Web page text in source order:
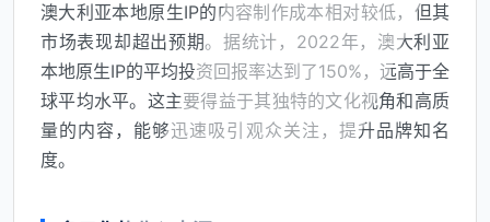
澳大利亚本地原生IP的内容制作成本相对较低，但其
市场表现却超出预期。据统计，2022年，澳大利亚
本地原生IP的平均投资回报率达到了150%，远高于全
球平均水平。这主要得益于其独特的文化视角和高质
量的内容，能够迅速吸引观众关注，提升品牌知名
度。